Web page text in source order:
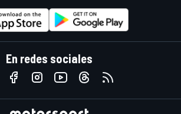
En redes sociales